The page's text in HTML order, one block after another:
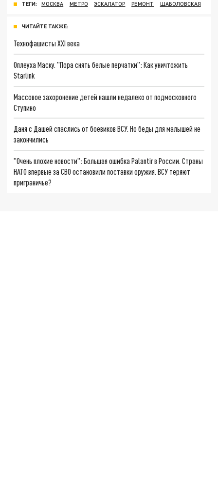
ТЕГИ: МОСКВА МЕТРО ЭСКАЛАТОР РЕМОНТ ШАБОЛОВСКАЯ
ЧИТАЙТЕ ТАКЖЕ:
Технофашисты XXI века
Оплеуха Маску. "Пора снять белые перчатки": Как уничтожить
Starlink
Массовое захоронение детей нашли недалеко от подмосковного
Ступино
Даня с Дашей спаслись от боевиков ВСУ. Но беды для малышей не
закончились
"Очень плохие новости": Большая ошибка Palantir в России. Страны
НАТО впервые за СВО остановили поставки оружия. ВСУ теряют
приграничье?